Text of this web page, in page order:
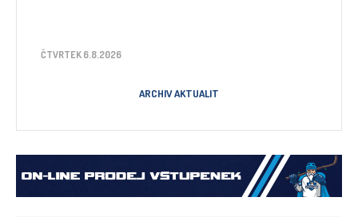
ČTVRTEK 6.8.2026
ARCHIV AKTUALIT